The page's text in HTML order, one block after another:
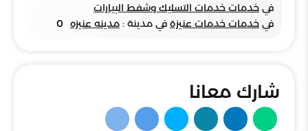
في خدمات خدمات التسليك وشفط البيارات
في خدمات خدمات عنيزة في مدينة : مدينه عنيزه 0
شارك معانا